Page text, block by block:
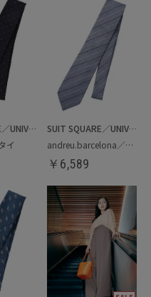
SUIT SQUARE／UNIVERSAL LANGUAGE
イ
SUIT SQUARE／UNIVERSAL LANGUAGE
andreu.barcelona／ネクタイ
￥ 6,589